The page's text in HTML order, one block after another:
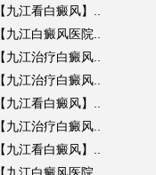
【九江看白癜风】..
【九江白癜风医院..
【九江治疗白癜风..
【九江治疗白癜风..
【九江看白癜风】..
【九江治疗白癜风..
【九江看白癜风】..
【九江白癜风医院..